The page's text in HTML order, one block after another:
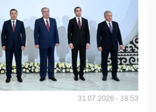
31.07.2026 - 18:53